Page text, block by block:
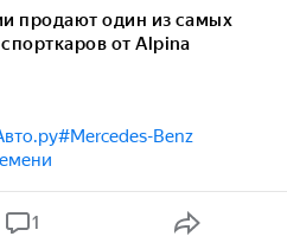
продают один из самых
от Alpina
#Mercedes-Benz
1